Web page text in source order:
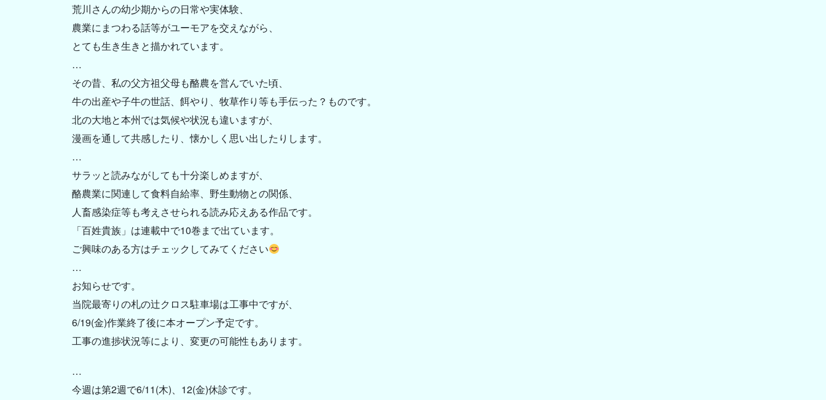
荒川さんの幼少期からの日常や実体験、
農業にまつわる話等がユーモアを交えながら、
とても生き生きと描かれています。
…
その昔、私の父方祖父母も酪農を営んでいた頃、
牛の出産や子牛の世話、餌やり、牧草作り等も手伝った？ものです。
北の大地と本州では気候や状況も違いますが、
漫画を通して共感したり、懐かしく思い出したりします。
…
サラッと読みながしても十分楽しめますが、
酪農業に関連して食料自給率、野生動物との関係、
人畜感染症等も考えさせられる読み応えある作品です。
「百姓貴族」は連載中で10巻まで出ています。
ご興味のある方はチェックしてみてください
…
お知らせです。
当院最寄りの札の辻クロス駐車場は工事中ですが、
6/19(金)作業終了後に本オープン予定です。
工事の進捗状況等により、変更の可能性もあります。
…
今週は第2週で6/11(木)、12(金)休診です。